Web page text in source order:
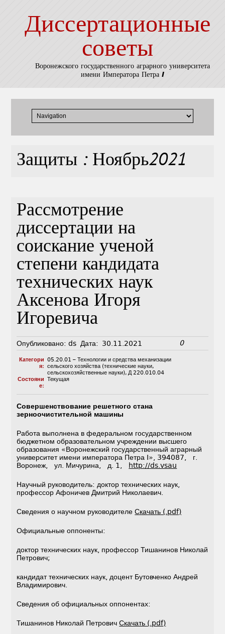
Диссертационные
советы
Воронежского государственного аграрного университета
имени Императора Петра I
Защиты : Ноябрь2021
Рассмотрение
диссертации на
соискание ученой
степени кандидата
технических наук
Аксенова Игоря
Игоревича
Опубликовано: ds Дата: 30.11.2021 0
Категори
я:
05.20.01 – Технологии и средства механизации
сельского хозяйства (технические науки,
сельскохозяйственные науки), Д 220.010.04
Состояни
е:
Текущая
Совершенствование решетного стана
зерноочистительной машины
Работа выполнена в федеральном государственном
бюджетном образовательном учреждении высшего
образования «Воронежский государственный аграрный
университет имени императора Петра I», 394087, г.
Воронеж, ул. Мичурина, д. 1,
http://ds.vsau
Научный руководитель: доктор технических наук,
профессор Афоничев Дмитрий Николаевич.
Сведения о научном руководителеСкачать (.pdf)
Официальные оппоненты:
доктор технических наук, профессор Тишанинов Николай
Петрович;
кандидат технических наук, доцент Бутовченко Андрей
Владимирович.
Сведения об официальных оппонентах:
Тишанинов Николай ПетровичСкачать (.pdf)